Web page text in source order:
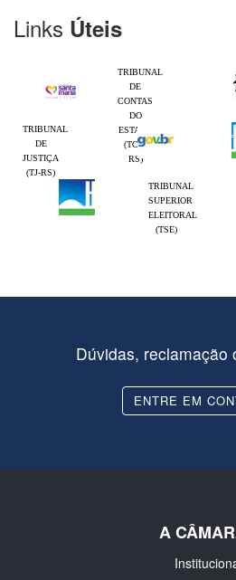
Links Úteis
TRIBUNAL
DE
CONTAS
DO
ESTADO
(TCE-
RS)
TRIBUNAL
DE
JUSTIÇA
(TJ-RS)
TRIBUNAL
SUPERIOR
ELEITORAL
(TSE)
Dúvidas, reclamação
ENTRE EM
A